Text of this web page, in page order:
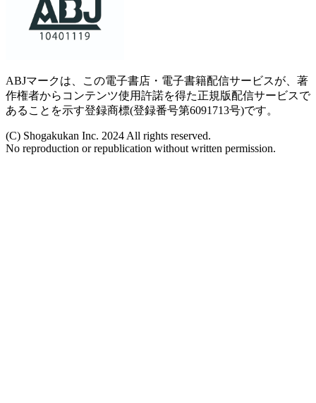
ABJマークは、この電子書店・電子書籍配信サービスが、著
作権者からコンテンツ使用許諾を得た正規版配信サービスで
あることを示す登録商標(登録番号第6091713号)です。
(C) Shogakukan Inc. 2024 All rights reserved.
No reproduction or republication without written permission.